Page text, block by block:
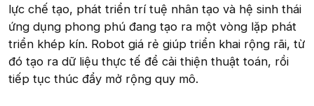
lực chế tạo, phát triển trí tuệ nhân tạo và hệ sinh thái
ứng dụng phong phú đang tạo ra một vòng lặp phát
triển khép kín. Robot giá rẻ giúp triển khai rộng rãi, từ
đó tạo ra dữ liệu thực tế để cải thiện thuật toán, rồi
tiếp tục thúc đẩy mở rộng quy mô.